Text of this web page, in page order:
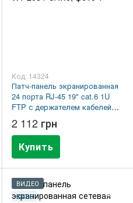
Код: 14324
Патч-панель экранированная
24 порта RJ-45 19" cat.6 1U
FTP с держателем кабелей
W&T WT-2084-CAT.6
2 112 грн
Купить
ВИДЕО
CAT.6